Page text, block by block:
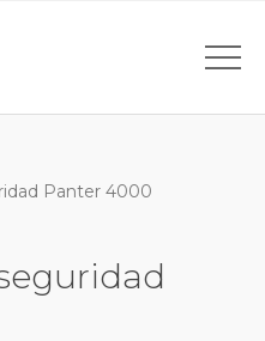
Panter 4000